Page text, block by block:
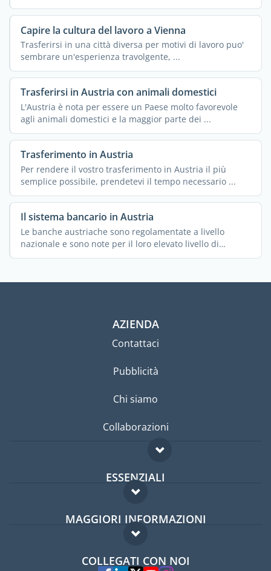
Capire la cultura del lavoro a Vienna
Trasferirsi in una città diversa per motivi di lavoro puo'
sembrare un'esperienza travolgente, ...
Trasferirsi in Austria con animali domestici
L'Austria è nota per essere un Paese molto favorevole
agli animali domestici e la maggior parte dei ...
Trasferimento in Austria
Per rendere il vostro trasferimento in Austria il più
semplice possibile, prendetevi il tempo necessario ...
Il sistema bancario in Austria
Le banche austriache sono regolamentate a livello
nazionale e sono note per il loro elevato livello di
sicurezza, ...
AZIENDA
Contattaci
Pubblicità
Chi siamo
Collaborazioni
ESSENZIALI
Forum per expat
Guida per expat
MAGGIORI INFORMAZIONI
Domande frequenti
Esperti
COLLEGATI CON NOI